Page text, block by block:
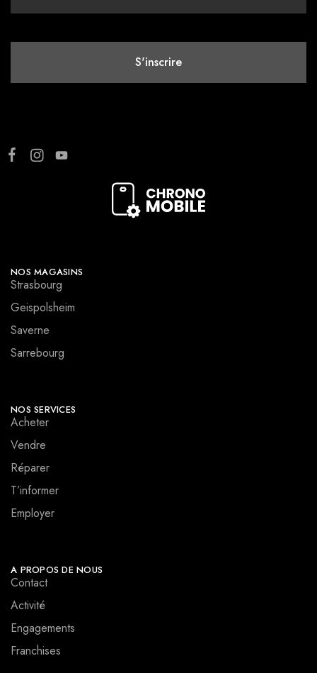
NOS MAGASINS
Strasbourg
Geispolsheim
Saverne
Sarrebourg
NOS SERVICES
Acheter
Vendre
Réparer
T’informer
Employer
A PROPOS DE NOUS
Contact
Activité
Engagements
Franchises